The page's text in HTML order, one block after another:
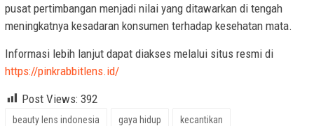
pusat pertimbangan menjadi nilai yang ditawarkan di tengah
meningkatnya kesadaran konsumen terhadap kesehatan mata.
Informasi lebih lanjut dapat diakses melalui situs resmi di
https://pinkrabbitlens.id/
Post Views: 392
beauty lens indonesia gaya hidup kecantikan